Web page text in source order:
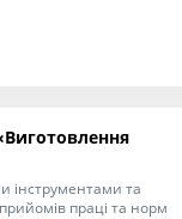
інструментами та
праці та норм